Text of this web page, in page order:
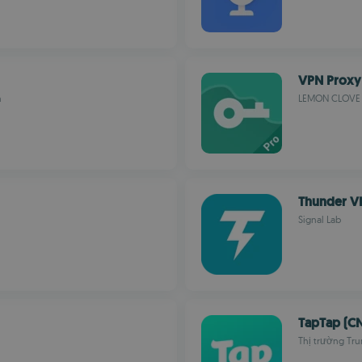
VPN
LEMON
Thunder
Signal Lab
TapTap
Thị trường